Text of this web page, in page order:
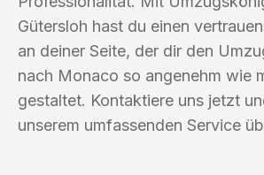
Gütersloh hast du einen
an deiner Seite, der dir den
nach Monaco so angenehm wie
gestaltet. Kontaktiere uns jetzt
unserem umfassenden Service